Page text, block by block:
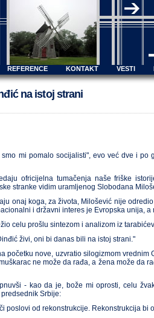
REFERENCE KONTAKT VESTI
na istoj strani
mi pomalo socijalisti", evo već dve i
ofricijelna tumačenja naše friške
stranke vidim uramljenog Slobodana
onaj koga, za života, Milošević nije
i državni interes je Evropska unija,
celu prošlu sintezom i analizom iz
živi, oni bi danas bili na istoj strani."
početku nove, uzvratio silogizmom
ne može da rađa, a žena može da
- kao da je, bože mi oprosti, celu
Srbije:
poslovi od rekonstrukcije. Rekonstrukcija bi